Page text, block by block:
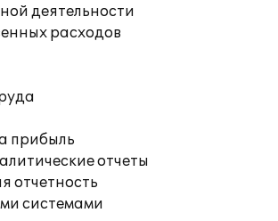
деятельности
расходов
прибыль
отчеты
отчетность
системами